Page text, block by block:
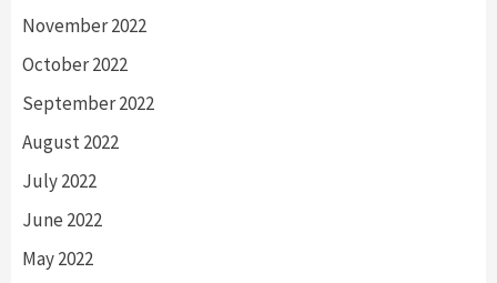
November 2022
October 2022
September 2022
August 2022
July 2022
June 2022
May 2022